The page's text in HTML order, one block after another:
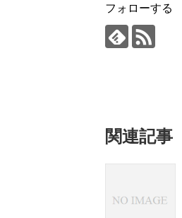
フォローする
関連記事